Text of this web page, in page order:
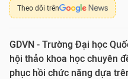
Theo dõi trên
GDVN - Trường Đại học
hội thảo khoa học chuyên
phục hồi chức năng dựa